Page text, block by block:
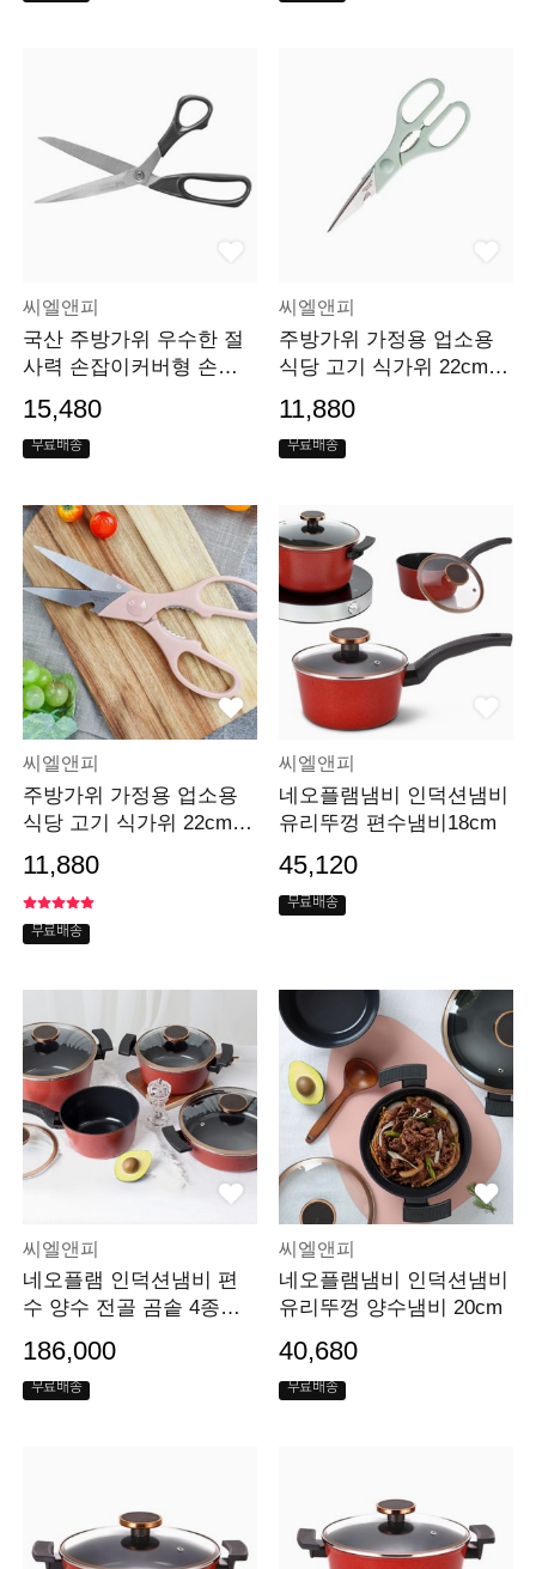
씨엘앤피
국산 주방가위 우수한 절
사력 손잡이커버형 손질
15,480
무료배송
씨엘앤피
주방가위 가정용 업소용
식당 고기 식가위 22cm
11,880
무료배송
씨엘앤피
주방가위 가정용 업소용
식당 고기 식가위 22cm
핑크
11,880
무료배송
씨엘앤피
네오플램냄비 인덕션냄비
유리뚜껑 편수냄비18cm
45,120
무료배송
씨엘앤피
네오플램 인덕션냄비 편
수 양수 전골 곰솥 4종세
186,000
무료배송
씨엘앤피
네오플램냄비 인덕션냄비
유리뚜껑 양수냄비 20cm
40,680
무료배송